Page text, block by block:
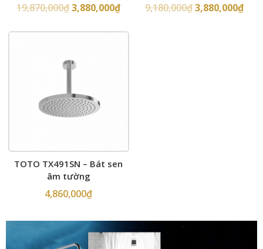
19,870,000₫3,880,000₫ 9,180,000₫3,880,000₫
TOTO TX491SN – Bát sen
âm tường
4,860,000₫